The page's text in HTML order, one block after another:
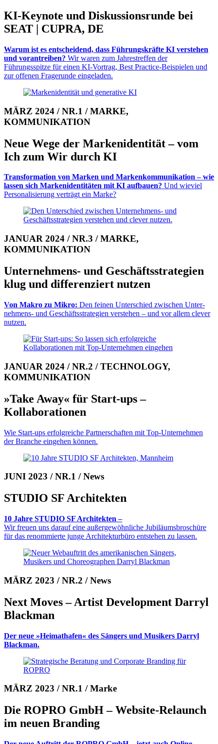
KI-Keynote und Diskus­sions­runde bei
SEAT | CUPRA, DE
Warum ist es entscheidend, dass Füh­rungs­kräfte KI verstehen
und voran­trei­ben? Wir waren zum Jahrestreffen der
Führungsspitze für einen KI-Vor­trag, Best Practice-Beispielen und
zur offenen Frage­runde eingeladen.
MÄRZ 2024 / NR.1 / MARKE,
KOMMUNIKATION
Neue Wege der Mar­ken­iden­tität – vom
Ich zum Wir durch KI
Transformation von Mar­ken und Marken­kom­mu­nikation – wie
las­sen sich Marken­iden­ti­täten mit KI auf­bauen? Und wie­viel
Per­so­na­li­sierung ver­trägt ein Marke?
JANUAR 2024 / NR.3 / MARKE,
KOMMUNIKATION
Unternehmens- und Ge­schäfts­stra­tegien
klug und dif­feren­ziert nutzen
Von Makro zu Mikro: Den feinen Unterschied zwischen Un­ter­
neh­mens- und Ge­schäfts­stra­te­gien ver­stehen – und vor allem clever
nutzen.
JANUAR 2024 / NR.2 / TECHNOLOGY,
KOMMUNIKATION
»Take Away« für Start-ups –
Kollaborationen
Wie Start-ups erfolgreiche Partner­schaften mit Top-Unternehmen
der Branche ein­gehen können.
JUNI 2023 / NR.1 / News
STUDIO SF Architekten
10 Jahre STUDIO SF Architekten –
Wir freuen uns darauf eine außer­ge­wöhn­liche Jubiläums­bro­schüre
für das renom­mierte junge Architekturbüro entstehen zu lassen.
MÄRZ 2023 / NR.2 / News
Next Moves – Artist Develop­ment Darryl
Black­man
Der neue »Heimathafen« des Sängers und Musikers Darryl
Blackman.
MÄRZ 2023 / NR.1 / Marke
Die ROPRO GmbH – Web­site-Relaunch
im neuen Bran­ding